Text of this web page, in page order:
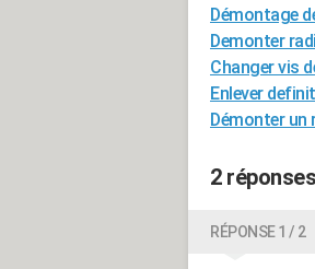
Démontage
Demonter
Changer vis
Enlever
Démonter un
2 réponses
RÉPONSE 1 / 2